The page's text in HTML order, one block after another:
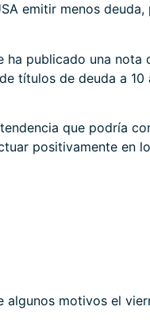
emitir menos
ha publicado una nota
títulos de deuda a 10
que podría
positivamente en
algunos motivos el